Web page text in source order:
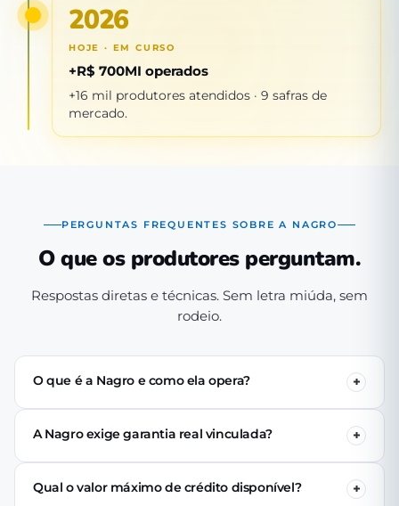
2026
HOJE · EM CURSO
+R$ 700MI operados
+16 mil produtores atendidos · 9 safras de
mercado.
PERGUNTAS FREQUENTES SOBRE A NAGRO
O que os produtores perguntam.
Respostas diretas e técnicas. Sem letra miúda, sem
rodeio.
O que é a Nagro e como ela opera?
A Nagro é uma Sociedade de Crédito Direto (SCD)
autorizada pelo Banco Central, especializada em crédito
se cadastra pelo app, passa pela análise técnica de perfil
produtivo e (se aprovado) recebe o crédito via PIX em até
A Nagro exige garantia real vinculada?
Não. Nenhuma linha de crédito da Nagro exige penhor
de terra, rebanho ou maquinário. A análise é baseada no
perfil produtivo do tomador — histórico, capacidade de
Qual o valor máximo de crédito disponível?